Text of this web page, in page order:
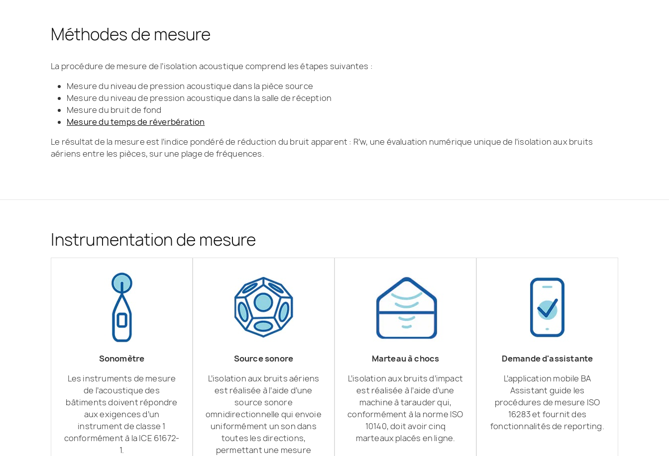
Méthodes de mesure
La procédure de mesure de l’isolation acoustique comprend les étapes suivantes :
Mesure du niveau de pression acoustique dans la pièce source
Mesure du niveau de pression acoustique dans la salle de réception
Mesure du bruit de fond
Mesure du temps de réverbération
Le résultat de la mesure est l’indice pondéré de réduction du bruit apparent : R’w, une évaluation numérique unique de l’isolation aux bruits
aériens entre les pièces, sur une plage de fréquences.
Instrumentation de mesure
Sonomètre
Les instruments de mesure
de l’acoustique des
bâtiments doivent répondre
aux exigences d’un
instrument de classe 1
conformément à la ICE 61672-
1.
Source sonore
L’isolation aux bruits aériens
est réalisée à l’aide d’une
source sonore
omnidirectionnelle qui envoie
uniformément un son dans
toutes les directions,
permettant une mesure
Marteau à chocs
L’isolation aux bruits d’impact
est réalisée à l’aide d’une
machine à tarauder qui,
conformément à la norme ISO
10140, doit avoir cinq
marteaux placés en ligne.
Demande d'assistante
L’application mobile BA
Assistant guide les
procédures de mesure ISO
16283 et fournit des
fonctionnalités de reporting.